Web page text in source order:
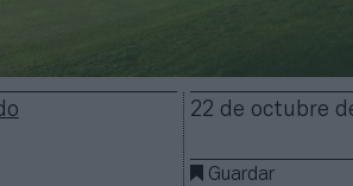
22 de octubre
Guardar